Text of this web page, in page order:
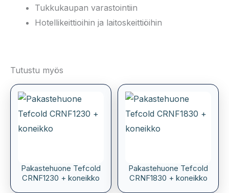
Tukkukaupan varastointiin
Hotellikeittioihin ja laitoskeittiöihin
Tutustu myös
Pakastehuone Tefcold
CRNF1230 + koneikko
Pakastehuone Tefcold
CRNF1830 + koneikko